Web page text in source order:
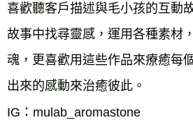
喜歡聽客戶描述與毛小孩的互動
故事中找尋靈感，運用各種素材
魂，更喜歡用這些作品來療癒每
出來的感動來治癒彼此。
IG：mulab_aromastone